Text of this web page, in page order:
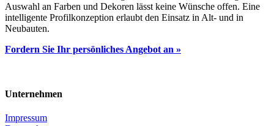
Auswahl an Farben und Dekoren lässt keine Wünsche offen. Eine
intelligente Profilkonzeption erlaubt den Einsatz in Alt- und in
Neubauten.
Fordern Sie Ihr persönliches Angebot an »
Unternehmen
Impressum